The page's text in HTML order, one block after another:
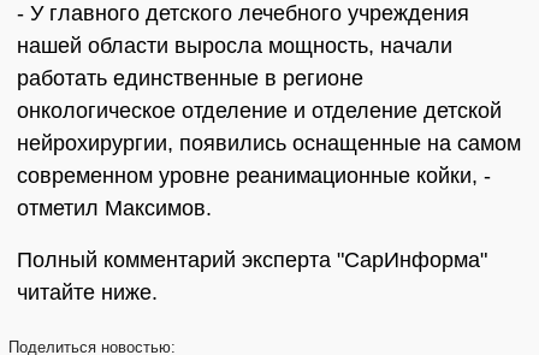
- У главного детского лечебного учреждения
нашей области выросла мощность, начали
работать единственные в регионе
онкологическое отделение и отделение детской
нейрохирургии, появились оснащенные на самом
современном уровне реанимационные койки, -
отметил Максимов.
Полный комментарий эксперта "СарИнформа"
читайте ниже.
Поделиться новостью: